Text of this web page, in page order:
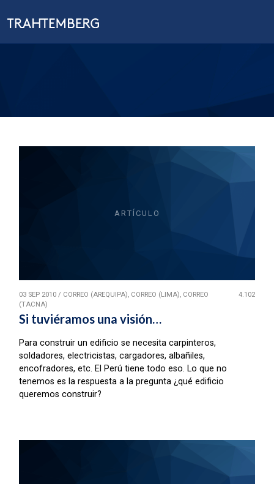
ARTÍCULO
03 SEP 2010/ CORREO (AREQUIPA), CORREO (LIMA), CORREO
(TACNA)
4.102
Si tuviéramos una visión…
Para construir un edificio se necesita carpinteros,
soldadores, electricistas, cargadores, albañiles,
encofradores, etc. El Perú tiene todo eso. Lo que no
tenemos es la respuesta a la pregunta ¿qué edificio
queremos construir?